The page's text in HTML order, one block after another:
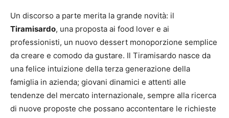
Un discorso a parte merita la grande novità: il
Tiramisardo, una proposta ai food lover e ai
professionisti, un nuovo dessert monoporzione semplice
da creare e comodo da gustare. Il Tiramisardo nasce da
una felice intuizione della terza generazione della
famiglia in azienda; giovani dinamici e attenti alle
tendenze del mercato internazionale, sempre alla ricerca
di nuove proposte che possano accontentare le richieste